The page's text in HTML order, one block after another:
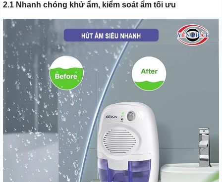
2.1 Nhanh chóng khử ẩm, kiểm soát ẩm tối ưu